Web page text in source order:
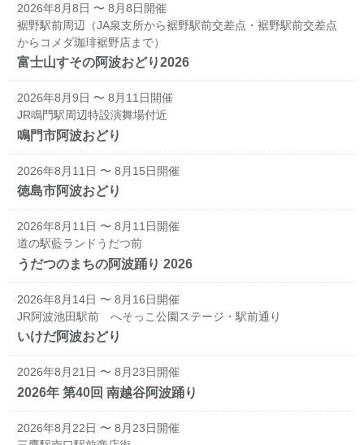
2026年8月8日 〜 8月8日開催
裾野駅前周辺（JA泉支所から裾野駅前交差点・裾野駅前交差点
からコメダ珈琲裾野店まで）
富士山すその阿波おどり2026
2026年8月9日 〜 8月11日開催
JR鳴門駅周辺特設演舞場付近
鳴門市阿波おどり
2026年8月11日 〜 8月15日開催
徳島市阿波おどり
2026年8月11日 〜 8月11日開催
道の駅藍ランドうだつ前
うだつのまちの阿波踊り 2026
2026年8月14日 〜 8月16日開催
JR阿波池田駅前 へそっこ公園ステージ・駅前通り
いけだ阿波おどり
2026年8月21日 〜 8月23日開催
2026年 第40回 南越谷阿波踊り
2026年8月22日 〜 8月23日開催